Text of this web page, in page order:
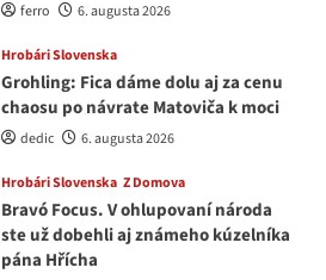
ferro 6. augusta 2026
Hrobári Slovenska
Grohling: Fica dáme dolu aj za cenu
chaosu po návrate Matoviča k moci
dedic 6. augusta 2026
Hrobári Slovenska Z Domova
Bravó Focus. V ohlupovaní národa
ste už dobehli aj známeho kúzelníka
pána Hřícha